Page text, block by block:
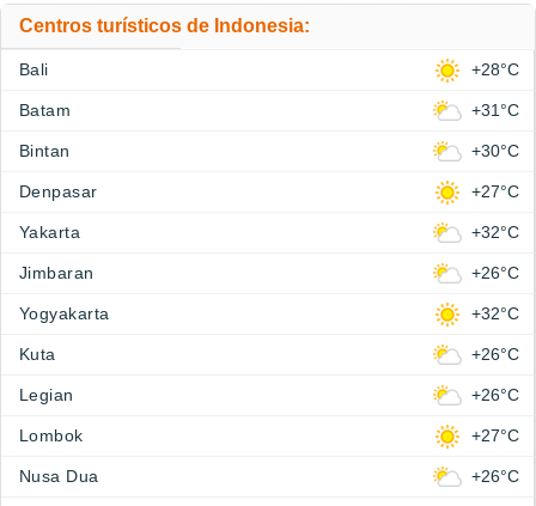
Centros turísticos de Indonesia:
Bali +28°C
Batam +31°C
Bintan +30°C
Denpasar +27°C
Yakarta +32°C
Jimbaran +26°C
Yogyakarta +32°C
Kuta +26°C
Legian +26°C
Lombok +27°C
Nusa Dua +26°C